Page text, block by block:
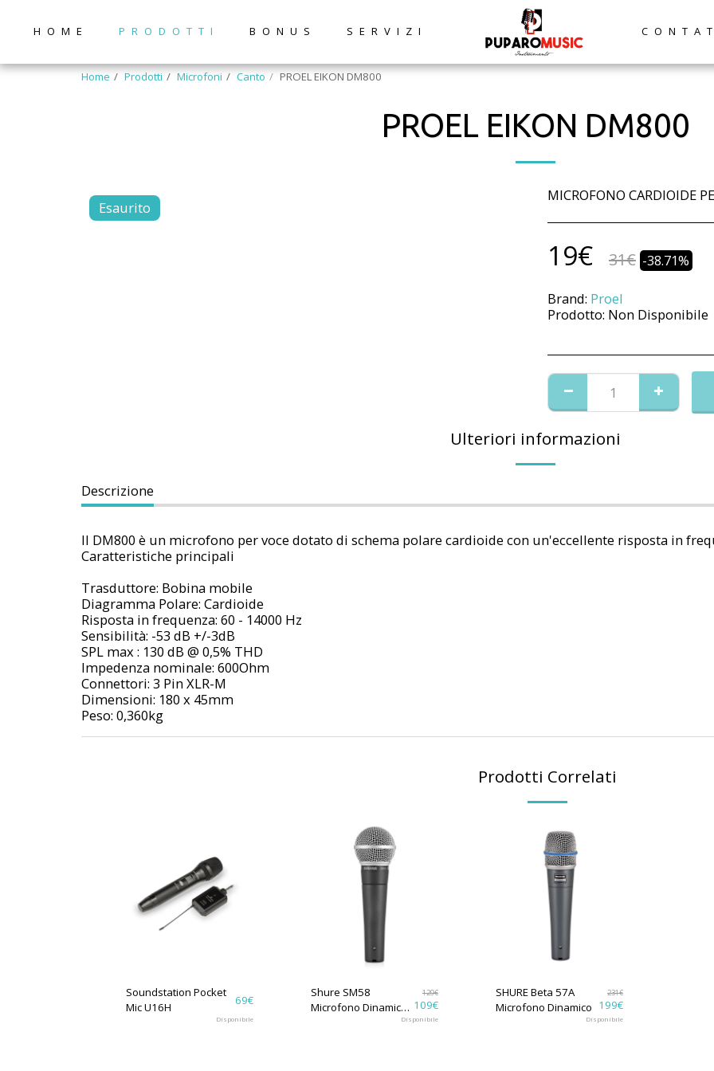
HOME PRODOTTI BONUS SERVIZI
Home Prodotti Microfoni Canto PROEL EIKON DM800
PROEL EIKON DM800
Esaurito
MICROFONO CARDIOIDE
19€ 31€ -38.71%
Brand: Proel
Prodotto: Non Disponibile
Ulteriori informazioni
Descrizione
Il DM800 è un microfono per voce dotato di schema polare cardioide con un'eccellente risposta in
Caratteristiche principali
Trasduttore: Bobina mobile
Diagramma Polare: Cardioide
Risposta in frequenza: 60 - 14000 Hz
Sensibilità: -53 dB +/-3dB
SPL max : 130 dB @ 0,5% THD
Impedenza nominale: 600Ohm
Connettori: 3 Pin XLR-M
Dimensioni: 180 x 45mm
Peso: 0,360kg
Prodotti Correlati
Soundstation Pocket
Mic U16H
69€
Disponibile
Shure SM58
Microfono Dinamico
129€
109€
Disponibile
SHURE Beta 57A
Microfono Dinamico
231€
199€
Disponibile